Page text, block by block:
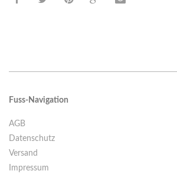
Fuss-Navigation
AGB
Datenschutz
Versand
Impressum